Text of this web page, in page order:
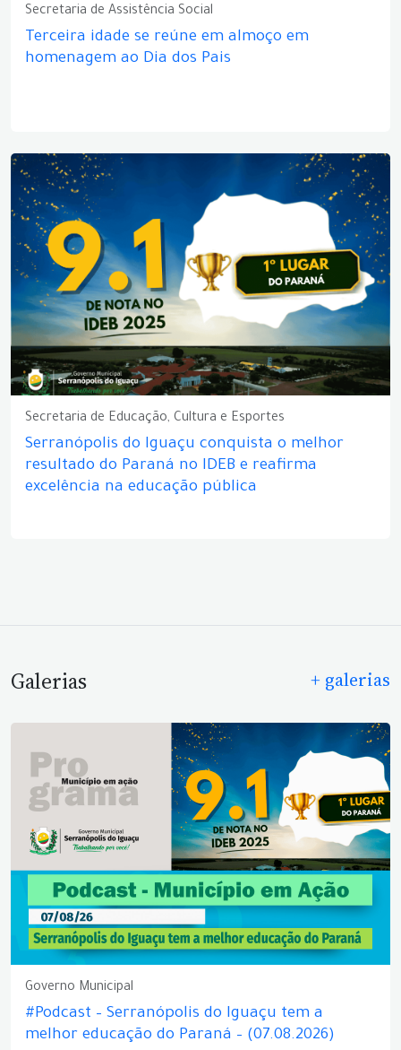
Secretaria de Assistência Social
Terceira idade se reúne em almoço em
homenagem ao Dia dos Pais
Secretaria de Educação, Cultura e Esportes
Serranópolis do Iguaçu conquista o melhor
resultado do Paraná no IDEB e reafirma
excelência na educação pública
Galerias + galerias
Governo Municipal
#Podcast – Serranópolis do Iguaçu tem a
melhor educação do Paraná – (07.08.2026)